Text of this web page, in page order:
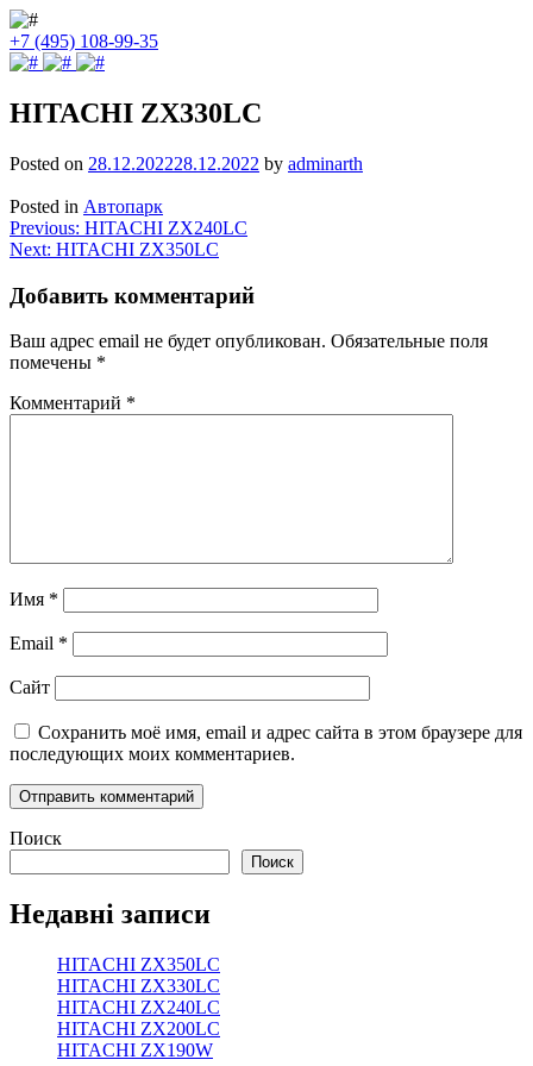
+7 (495) 108-99-35
HITACHI ZX330LC
Posted on 28.12.202228.12.2022 by adminarth
Posted in Автопарк
Навигация
по
записям
Previous: HITACHI ZX240LC
Next: HITACHI ZX350LC
Добавить комментарий
Ваш адрес email не будет опубликован. Обязательные поля
помечены *
Комментарий *
Имя *
Email *
Сайт
Сохранить моё имя, email и адрес сайта в этом браузере для
последующих моих комментариев.
Поиск
Поиск
Недавні записи
HITACHI ZX350LC
HITACHI ZX330LC
HITACHI ZX240LC
HITACHI ZX200LC
HITACHI ZX190W